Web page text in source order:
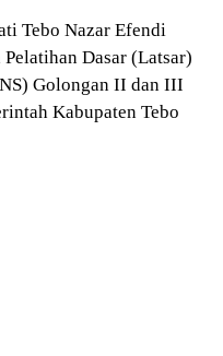
Tebo Nazar Efendi
Dasar (Latsar)
Golongan II dan III
Kabupaten Tebo